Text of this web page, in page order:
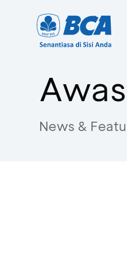
News &